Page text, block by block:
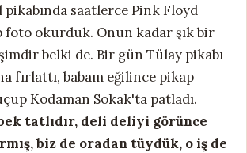
pikabında saatlerce Pink Floyd
foto okurduk. Onun kadar şık bir
belki de. Bir gün Tülay pikabı
fırlattı, babam eğilince pikap
Kodaman Sokak'ta patladı.
pek tatlıdır, deli deliyi görünce
biz de oradan tüydük, o iş de